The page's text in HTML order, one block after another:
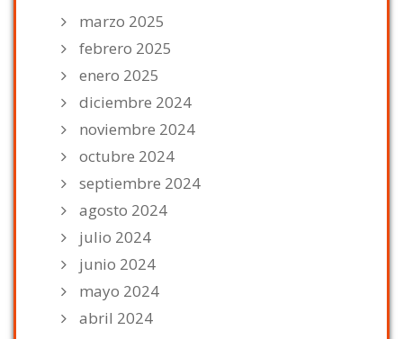
marzo 2025
febrero 2025
enero 2025
diciembre 2024
noviembre 2024
octubre 2024
septiembre 2024
agosto 2024
julio 2024
junio 2024
mayo 2024
abril 2024